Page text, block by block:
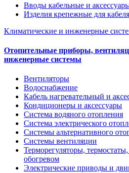
Вводы кабельные и
Изделия крепежные для кабеля
Климатические и инженерные
Отопительные приборы,
инженерные системы
Вентиляторы
Водоснабжение
Кабель нагревательный и
Кондиционеры и аксессуары
Система водяного отопления
Система электрического
Системы альтернативного
Системы вентиляции
Терморегуляторы,
обогревом
Электрические приводы и